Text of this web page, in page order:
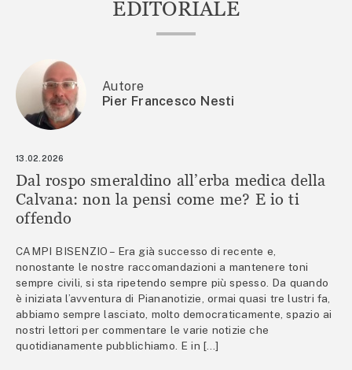
EDITORIALE
Autore
Pier Francesco Nesti
13.02.2026
Dal rospo smeraldino all’erba medica della
Calvana: non la pensi come me? E io ti
offendo
CAMPI BISENZIO – Era già successo di recente e,
nonostante le nostre raccomandazioni a mantenere toni
sempre civili, si sta ripetendo sempre più spesso. Da quando
è iniziata l’avventura di Piananotizie, ormai quasi tre lustri fa,
abbiamo sempre lasciato, molto democraticamente, spazio ai
nostri lettori per commentare le varie notizie che
quotidianamente pubblichiamo. E in […]